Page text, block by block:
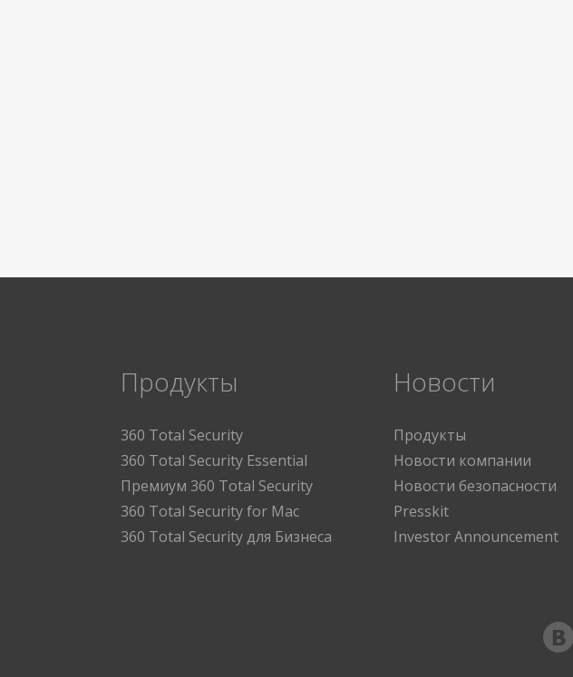
Продукты
360 Total Security
360 Total Security Essential
Премиум 360 Total Security
360 Total Security for Mac
360 Total Security для Бизнеса
Новости
Продукты
Новости компании
Новости безопасности
Presskit
Investor Announcement